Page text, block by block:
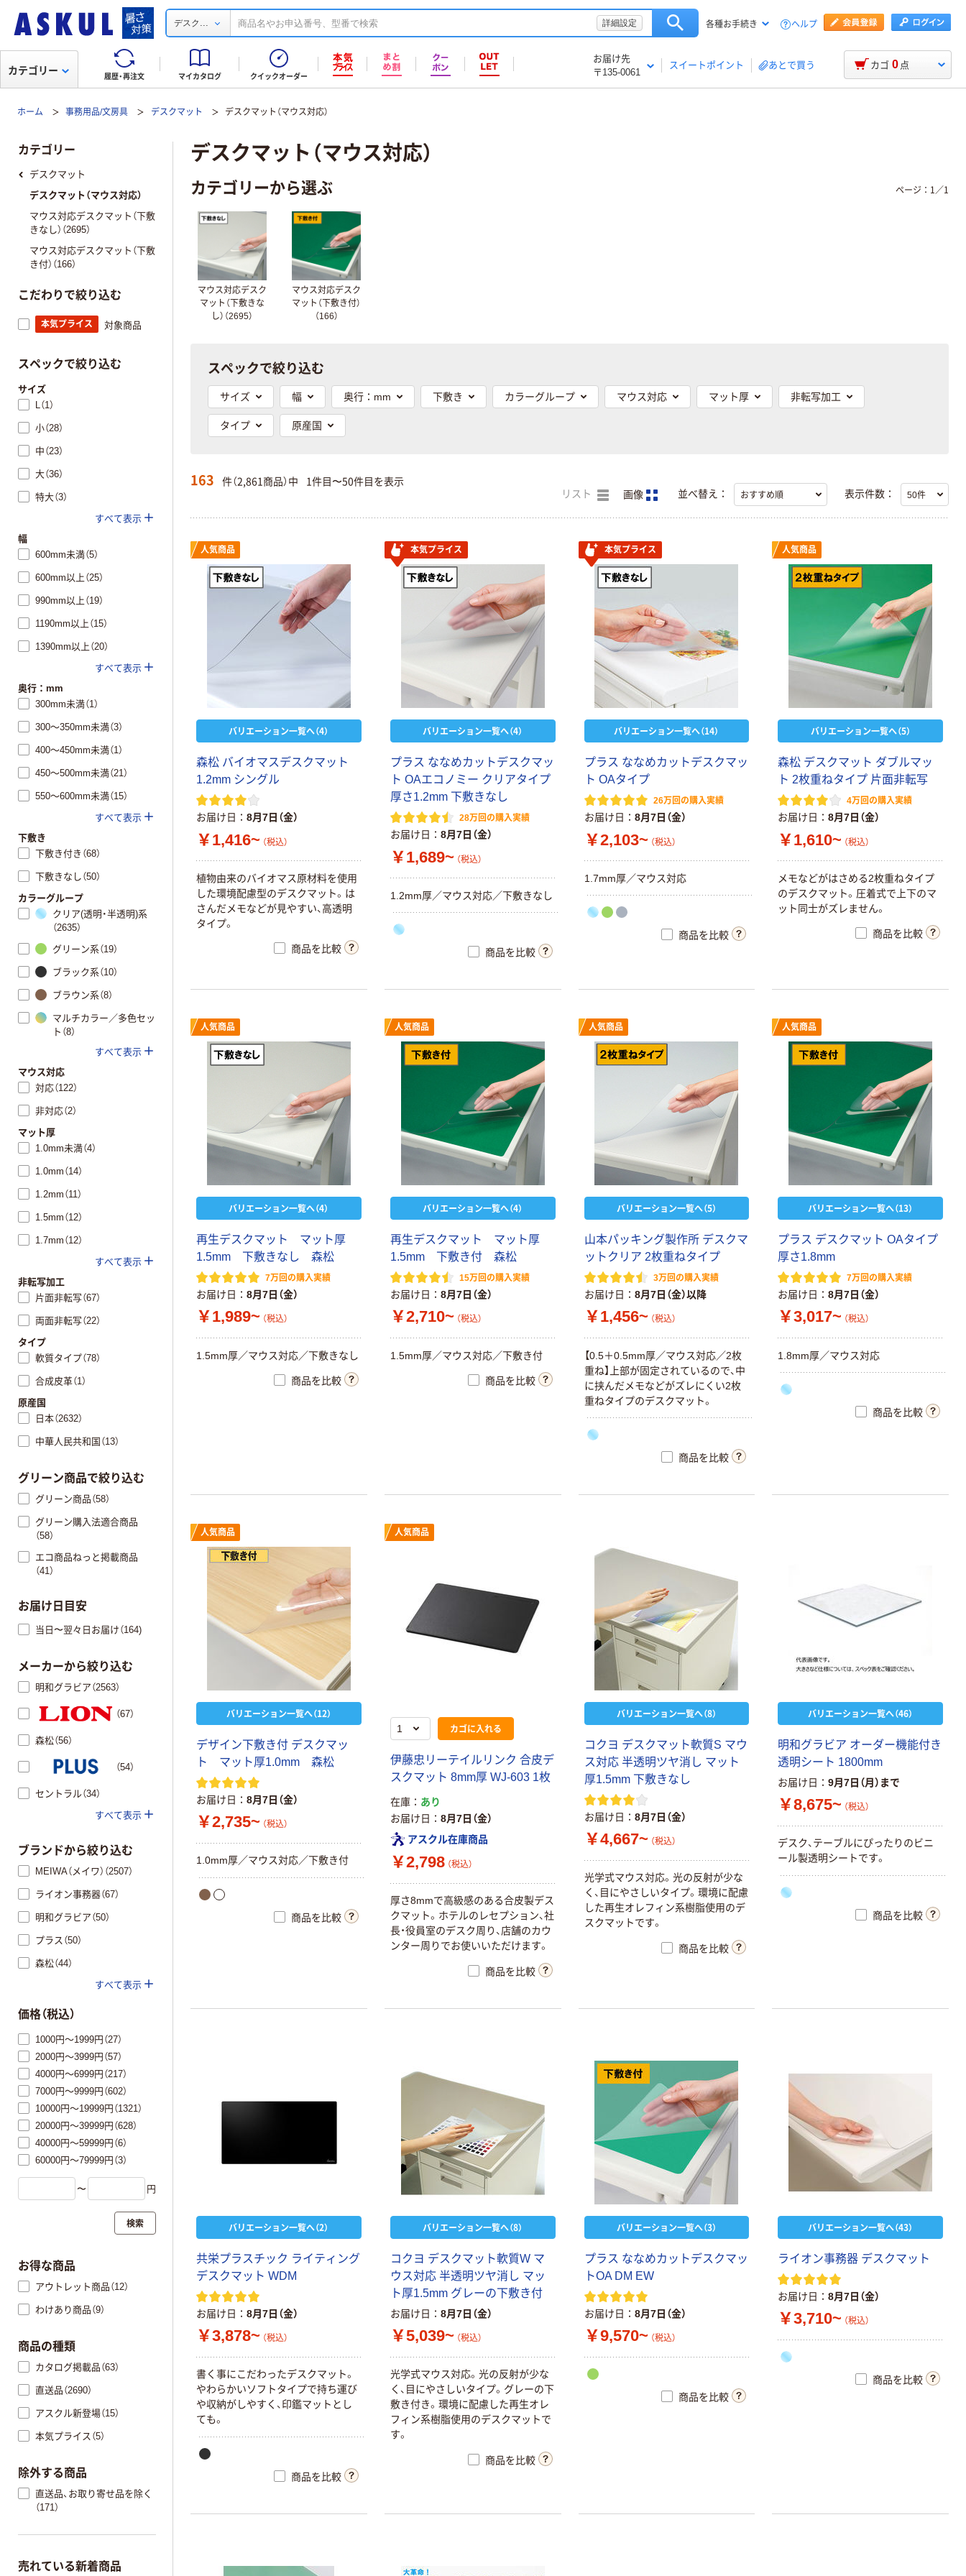
デスク ... 詳細設定 各種お手続き ヘルプ
履歴・再注文 マイカタログ クイックオーダー
お届け先
〒135-0061
スイートポイント あとで買う
カテゴリー カゴ 0 点
ホーム 事務用品/文房具 デスクマット デスクマット（マウス対応）
デスクマット（マウス対応）
カテゴリーから選ぶ
マウス対応デスク
マット（下敷きな
し）（2695）
マウス対応デスク
マット（下敷き付）
（166）
ページ： 1 ／1
スペックで絞り込む
サイズ 幅 奥行：mm 下敷き カラーグループ マウス対応 マット厚 非転写加工
タイプ 原産国
163 件（2,861商品）中 1件目〜50件目を表示
リスト 画像 並べ替え： 表示件数：
人気商品
バリエーション一覧へ（4）
森松 バイオマスデスクマット
1.2mm シングル
お届け日 8月7日（金）
￥1,416~ （税込）
植物由来のバイオマス原材料を使用
した環境配慮型のデスクマット。は
さんだメモなどが見やすい、高透明
タイプ。
商品を比較
本気プライス
バリエーション一覧へ（4）
プラス ななめカットデスクマッ
ト OAエコノミー クリアタイプ
厚さ1.2mm 下敷きなし
28万回の購入実績
お届け日 8月7日（金）
￥1,689~ （税込）
1.2mm厚／マウス対応／下敷きなし
商品を比較
本気プライス
バリエーション一覧へ（14）
プラス ななめカットデスクマッ
ト OAタイプ
26万回の購入実績
お届け日 8月7日（金）
￥2,103~ （税込）
1.7mm厚／マウス対応
商品を比較
人気商品
バリエーション一覧へ（5）
森松 デスクマット ダブルマッ
ト 2枚重ねタイプ 片面非転写
4万回の購入実績
お届け日 8月7日（金）
￥1,610~ （税込）
メモなどがはさめる2枚重ねタイプ
のデスクマット。圧着式で上下のマ
ット同士がズレません。
商品を比較
人気商品
バリエーション一覧へ（4）
再生デスクマット マット厚
1.5mm 下敷きなし 森松
7万回の購入実績
お届け日 8月7日（金）
￥1,989~ （税込）
1.5mm厚／マウス対応／下敷きなし
商品を比較
人気商品
バリエーション一覧へ（4）
再生デスクマット マット厚
1.5mm 下敷き付 森松
15万回の購入実績
お届け日 8月7日（金）
￥2,710~ （税込）
1.5mm厚／マウス対応／下敷き付
商品を比較
人気商品
バリエーション一覧へ（5）
山本パッキング製作所 デスクマ
ットクリア 2枚重ねタイプ
3万回の購入実績
お届け日 8月7日（金）以降
￥1,456~ （税込）
【0.5＋0.5mm厚／マウス対応／2枚
重ね】上部が固定されているので、中
に挟んだメモなどがズレにくい2枚
重ねタイプのデスクマット。
商品を比較
人気商品
バリエーション一覧へ（13）
プラス デスクマット OAタイプ
厚さ1.8mm
7万回の購入実績
お届け日 8月7日（金）
￥3,017~ （税込）
1.8mm厚／マウス対応
商品を比較
人気商品
バリエーション一覧へ（12）
デザイン下敷き付 デスクマッ
ト マット厚1.0mm 森松
お届け日 8月7日（金）
￥2,735~ （税込）
1.0mm厚／マウス対応／下敷き付
商品を比較
人気商品
カゴに入れる
伊藤忠リーテイルリンク 合皮デ
スクマット 8mm厚 WJ-603 1枚
在庫
あり
お届け日
8月7日（金）
アスクル在庫商品
￥2,798 （税込）
厚さ8mmで高級感のある合皮製デス
クマット。ホテルのレセプション、社
長・役員室のデスク周り、店舗のカウ
ンター周りでお使いいただけます。
商品を比較
バリエーション一覧へ（8）
コクヨ デスクマット軟質S マウ
ス対応 半透明ツヤ消し マット
厚1.5mm 下敷きなし
お届け日 8月7日（金）
￥4,667~ （税込）
光学式マウス対応。光の反射が少な
く、目にやさしいタイプ。環境に配慮
した再生オレフィン系樹脂使用のデ
スクマットです。
商品を比較
バリエーション一覧へ（46）
明和グラビア オーダー機能付き
透明シート 1800mm
お届け日 9月7日（月）まで
￥8,675~ （税込）
デスク、テーブルにぴったりのビニ
ール製透明シートです。
商品を比較
バリエーション一覧へ（2）
共栄プラスチック ライティング
デスクマット WDM
お届け日 8月7日（金）
￥3,878~ （税込）
書く事にこだわったデスクマット。
やわらかいソフトタイプで持ち運び
や収納がしやすく、印鑑マットとし
ても。
商品を比較
バリエーション一覧へ（8）
コクヨ デスクマット軟質W マ
ウス対応 半透明ツヤ消し マッ
ト厚1.5mm グレーの下敷き付
お届け日 8月7日（金）
￥5,039~ （税込）
光学式マウス対応。光の反射が少な
く、目にやさしいタイプ。グレーの下
敷き付き。環境に配慮した再生オレ
フィン系樹脂使用のデスクマットで
す。
商品を比較
バリエーション一覧へ（3）
プラス ななめカットデスクマッ
トOA DM EW
お届け日 8月7日（金）
￥9,570~ （税込）
商品を比較
バリエーション一覧へ（43）
ライオン事務器 デスクマット
お届け日 8月7日（金）
￥3,710~ （税込）
商品を比較
カテゴリー
デスクマット
デスクマット（マウス対応）
マウス対応デスクマット（下敷
きなし）（2695）
マウス対応デスクマット（下敷
き付）（166）
こだわりで絞り込む
本気プライス 対象商品
スペックで絞り込む
サイズ
L（1）
小（28）
中（23）
大（36）
特大（3）
すべて表示
幅
600mm未満（5）
600mm以上（25）
990mm以上（19）
1190mm以上（15）
1390mm以上（20）
すべて表示
奥行：mm
300mm未満（1）
300～350mm未満（3）
400～450mm未満（1）
450～500mm未満（21）
550～600mm未満（15）
すべて表示
下敷き
下敷き付き（68）
下敷きなし（50）
カラーグループ
クリア(透明・半透明)系
（2635）
グリーン系（19）
ブラック系（10）
ブラウン系（8）
マルチカラー／多色セッ
ト（8）
すべて表示
マウス対応
対応（122）
非対応（2）
マット厚
1.0mm未満（4）
1.0mm（14）
1.2mm（11）
1.5mm（12）
1.7mm（12）
すべて表示
非転写加工
片面非転写（67）
両面非転写（22）
タイプ
軟質タイプ（78）
合成皮革（1）
原産国
日本（2632）
中華人民共和国（13）
グリーン商品で絞り込む
グリーン商品（58）
グリーン購入法適合商品
（58）
エコ商品ねっと掲載商品
（41）
お届け日目安
当日〜翌々日お届け（164)
メーカーから絞り込む
明和グラビア（2563）
（67）
森松（56）
（54）
セントラル（34）
すべて表示
ブランドから絞り込む
MEIWA（メイワ）（2507）
ライオン事務器（67）
明和グラビア（50）
プラス（50）
森松（44）
すべて表示
価格（税込）
1000円～1999円（27）
2000円～3999円（57）
4000円～6999円（217）
7000円～9999円（602）
10000円～19999円（1321）
20000円～39999円（628）
40000円～59999円（6）
60000円～79999円（3）
〜 円
検索
お得な商品
アウトレット商品（12）
わけあり商品（9）
商品の種類
カタログ掲載品（63）
直送品（2690）
アスクル新登場（15）
本気プライス（5）
除外する商品
直送品、お取り寄せ品を除く
（171）
売れている新着商品